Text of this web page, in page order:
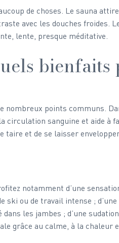
de choses. Le sauna
avec les douches froides.
lente, presque méditative.
bienfaits
nombreux points communs.
sanguine et aide à
taire et de se laisser
notamment d’une
ski ou de travail intense ;
les jambes ; d’une
grâce au calme, à la chaleur